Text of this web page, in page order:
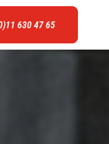
630 47 65